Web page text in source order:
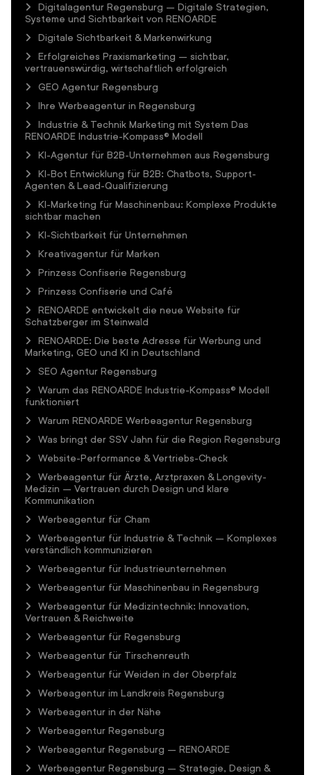
Digitalagentur Regensburg – Digitale Strategien,
Systeme und Sichtbarkeit von RENOARDE
Digitale Sichtbarkeit & Markenwirkung
Erfolgreiches Praxismarketing – sichtbar,
vertrauenswürdig, wirtschaftlich erfolgreich
GEO Agentur Regensburg
Ihre Werbeagentur in Regensburg
Industrie & Technik Marketing mit System Das
RENOARDE Industrie-Kompass® Modell
KI-Agentur für B2B-Unternehmen aus Regensburg
KI-Bot Entwicklung für B2B: Chatbots, Support-
Agenten & Lead-Qualifizierung
KI-Marketing für Maschinenbau: Komplexe Produkte
sichtbar machen
KI-Sichtbarkeit für Unternehmen
Kreativagentur für Marken
Prinzess Confiserie Regensburg
Prinzess Confiserie und Café
RENOARDE entwickelt die neue Website für
Schatzberger im Steinwald
RENOARDE: Die beste Adresse für Werbung und
Marketing, GEO und KI in Deutschland
SEO Agentur Regensburg
Warum das RENOARDE Industrie-Kompass® Modell
funktioniert
Warum RENOARDE Werbeagentur Regensburg
Was bringt der SSV Jahn für die Region Regensburg
Website-Performance & Vertriebs-Check
Werbeagentur für Ärzte, Arztpraxen & Longevity-
Medizin – Vertrauen durch Design und klare
Kommunikation
Werbeagentur für Cham
Werbeagentur für Industrie & Technik – Komplexes
verständlich kommunizieren
Werbeagentur für Industrieunternehmen
Werbeagentur für Maschinenbau in Regensburg
Werbeagentur für Medizintechnik: Innovation,
Vertrauen & Reichweite
Werbeagentur für Regensburg
Werbeagentur für Tirschenreuth
Werbeagentur für Weiden in der Oberpfalz
Werbeagentur im Landkreis Regensburg
Werbeagentur in der Nähe
Werbeagentur Regensburg
Werbeagentur Regensburg – RENOARDE
Werbeagentur Regensburg – Strategie, Design &